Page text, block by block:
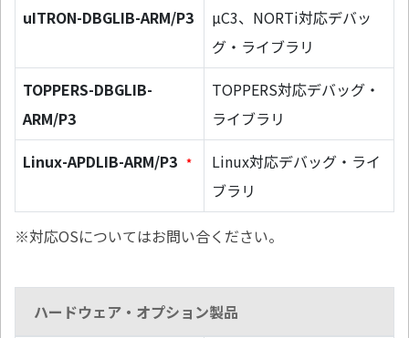
uITRON-DBGLIB-ARM/P3
µC3、NORTi対応デバッ
グ・ライブラリ
TOPPERS-DBGLIB-
ARM/P3
TOPPERS対応デバッグ・
ライブラリ
Linux-APDLIB-ARM/P3 *
Linux対応デバッグ・ライ
ブラリ
※対応OSについてはお問い合ください。
ハードウェア・オプション製品